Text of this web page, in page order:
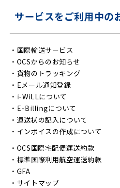
サービスをご利用中の
・ 国際輸送サービス
・ OCSからのお知らせ
・ 貨物のトラッキング
・ Eメール通知登録
・ i-WiLLについて
・ E-Billingについて
・ 運送状の記入について
・ インボイスの作成について
・ OCS国際宅配便運送約款
・ 標準国際利用航空運送約款
・ GFA
・ サイトマップ